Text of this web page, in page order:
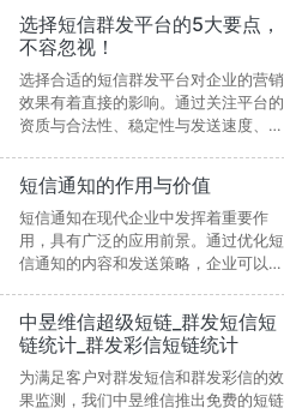
商，中昱维信熟悉其接口与场景，能提
供API兼容、手机App、Web端等全链路
短信解决方案，支持国内外多通道高可
用发送，并确保合规安全。通过快速迁
移方案，企业可在72小时内完成切换，
保障业务连续稳定运行。
选择短信群发平台的5大要点，
不容忽视！
选择合适的短信群发平台对企业的营销
效果有着直接的影响。通过关注平台的
资质与合法性、稳定性与发送速度、覆
最适合自己业务需求的短信平台。
短信通知的作用与价值
短信通知在现代企业中发挥着重要作
用，具有广泛的应用前景。通过优化短
信通知的内容和发送策略，企业可以进
持续发展
中昱维信超级短链_群发短信短
链统计_群发彩信短链统计
​为满足客户对群发短信和群发彩信的效
果监测，我们中昱维信推出免费的短链